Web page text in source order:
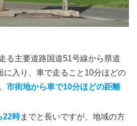
る主要道路国道51号線から県道
に入り、車で走ること10分ほどの
市街地から車で10分ほどの距離
22時までと長いですが、地域の方